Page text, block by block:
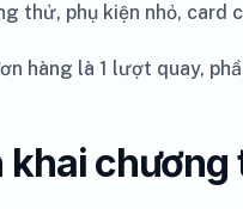
thử, phụ kiện nhỏ, card
hàng là 1 lượt quay,
khai chương